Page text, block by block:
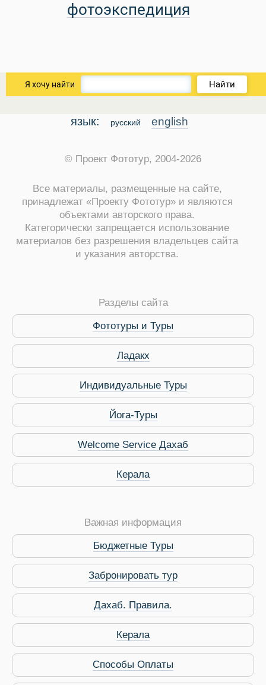
Виза в Индию
фотоэкспедиция
Я хочу найти Найти
язык: русский english
© Проект Фототур, 2004-2026
Все материалы, размещенные на сайте,
принадлежат «Проекту Фототур» и являются
объектами авторского права.
Категорически запрещается использование
материалов без разрешения владельцев сайта
и указания авторства.
Разделы сайта
Фототуры и Туры
Ладакх
Индивидуальные Туры
Йога-Туры
Welcome Service Дахаб
Керала
Важная информация
Бюджетные Туры
Забронировать тур
Дахаб. Правила.
Керала
Способы Оплаты